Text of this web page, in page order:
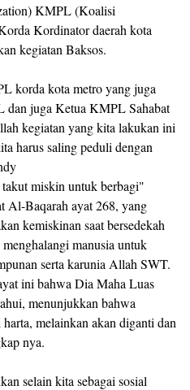
KMPL (Koalisi
Kordinator daerah kota
kegiatan Baksos.
korda kota metro yang juga
juga Ketua KMPL Sahabat
kegiatan yang kita lakukan ini
harus saling peduli dengan
miskin untuk berbagi"
Al-Baqarah ayat 268, yang
kemiskinan saat bersedekah
manusia untuk
serta karunia Allah SWT.
ini bahwa Dia Maha Luas
menunjukkan bahwa
melainkan akan diganti dan
nya.
selain kita sebagai sosial